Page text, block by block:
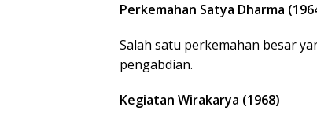
Perkemahan Satya Dharma
Salah satu perkemahan besar
pengabdian.
Kegiatan Wirakarya (1968)